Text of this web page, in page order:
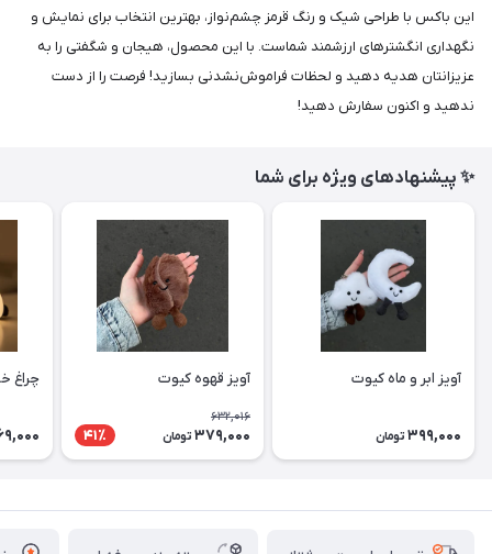
این باکس با طراحی شیک و رنگ قرمز چشم‌نواز، بهترین انتخاب برای نمایش و
نگهداری انگشترهای ارزشمند شماست. با این محصول، هیجان و شگفتی را به
عزیزانتان هدیه دهید و لحظات فراموش‌نشدنی بسازید! فرصت را از دست
ندهید و اکنون سفارش دهید!
✨ پیشنهادهای ویژه برای شما
آویز ابر و ماه کیوت
399,000 تومان
آویز قهوه کیوت
632,016
379,000 تومان 41٪
چراغ